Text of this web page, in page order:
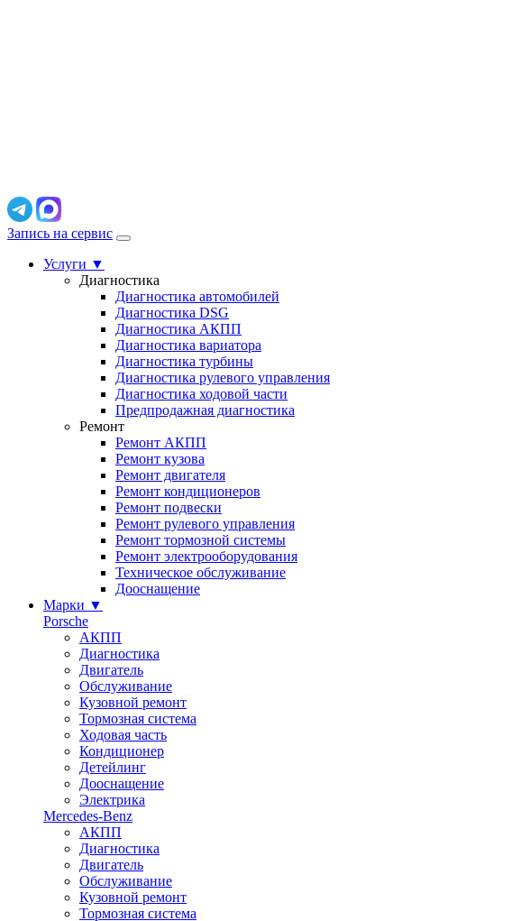
Запись на сервис
Услуги ▼
Диагностика
Диагностика автомобилей
Диагностика DSG
Диагностика АКПП
Диагностика вариатора
Диагностика турбины
Диагностика рулевого управления
Диагностика ходовой части
Предпродажная диагностика
Ремонт
Ремонт АКПП
Ремонт кузова
Ремонт двигателя
Ремонт кондиционеров
Ремонт подвески
Ремонт рулевого управления
Ремонт тормозной системы
Ремонт электрооборудования
Техническое обслуживание
Дооснащение
Марки ▼
Porsche
АКПП
Диагностика
Двигатель
Обслуживание
Кузовной ремонт
Тормозная система
Ходовая часть
Кондиционер
Детейлинг
Дооснащение
Электрика
Mercedes-Benz
АКПП
Диагностика
Двигатель
Обслуживание
Кузовной ремонт
Тормозная система